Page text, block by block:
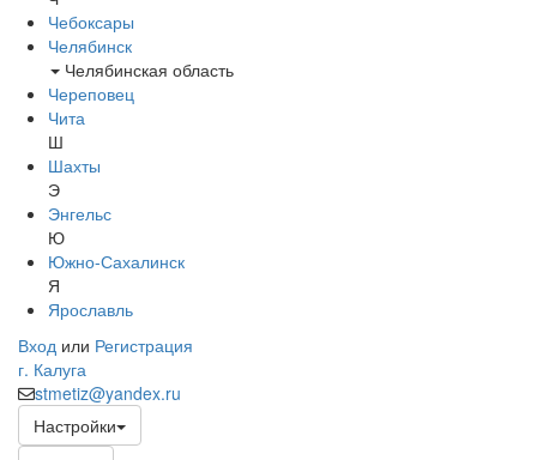
Чебоксары
Челябинск
Челябинская область
Череповец
Чита
Ш
Шахты
Э
Энгельс
Ю
Южно-Сахалинск
Я
Ярославль
Вход или Регистрация
г. Калуга
stmetiz@yandex.ru
Настройки